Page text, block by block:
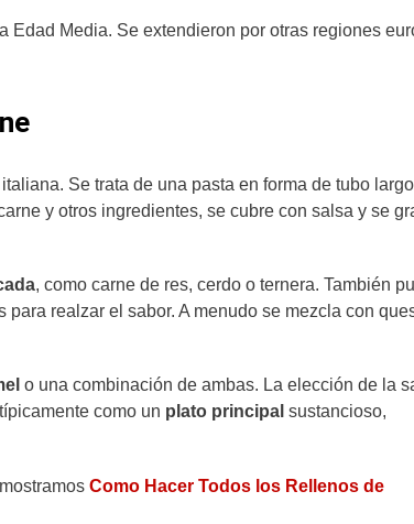
Edad Media. Se extendieron por otras regiones
Se trata de una pasta en forma de tubo
y otros ingredientes, se cubre con salsa y se
, como carne de res, cerdo o ternera. También
realzar el sabor. A menudo se mezcla con
o una combinación de ambas. La elección de la
como un plato principal sustancioso,
Como Hacer Todos los Rellenos de